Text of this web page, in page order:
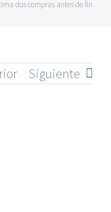
dos compras antes de fin
Siguiente